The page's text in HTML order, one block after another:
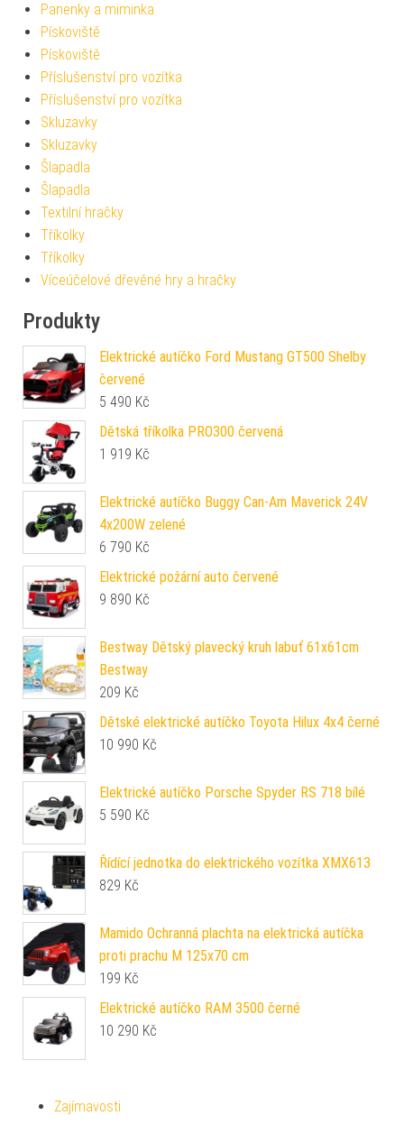
Panenky a miminka
Pískoviště
Pískoviště
Příslušenství pro vozítka
Příslušenství pro vozítka
Skluzavky
Skluzavky
Šlapadla
Šlapadla
Textilní hračky
Tříkolky
Tříkolky
Víceúčelové dřevěné hry a hračky
Produkty
Elektrické autíčko Ford Mustang GT500 Shelby
červené
5 490 Kč
Dětská tříkolka PRO300 červená
1 919 Kč
Elektrické autíčko Buggy Can-Am Maverick 24V
4x200W zelené
6 790 Kč
Elektrické požární auto červené
9 890 Kč
Bestway Dětský plavecký kruh labuť 61x61cm
Bestway
209 Kč
Dětské elektrické autíčko Toyota Hilux 4x4 černé
10 990 Kč
Elektrické autíčko Porsche Spyder RS 718 bílé
5 590 Kč
Řídící jednotka do elektrického vozítka XMX613
829 Kč
Mamido Ochranná plachta na elektrická autíčka
proti prachu M 125x70 cm
199 Kč
Elektrické autíčko RAM 3500 černé
10 290 Kč
Zajímavosti